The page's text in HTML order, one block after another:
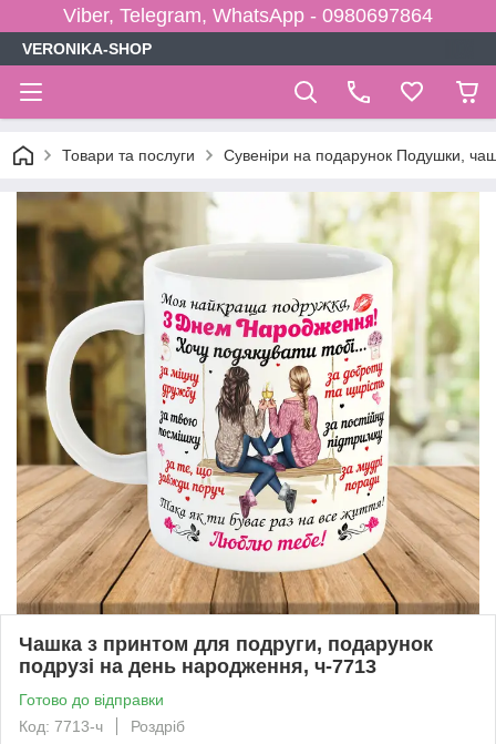
Viber, Telegram, WhatsApp - 0980697864
VERONIKA-SHOP
Товари та послуги Сувеніри на подарунок Подушки,
Чашка з принтом для подруги, подарунок
подрузі на день народження, ч-7713
Готово до відправки
Код: 7713-ч
Роздріб